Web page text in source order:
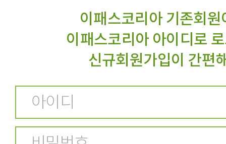
이패스코리아 기존회
이패스코리아 아이디로
신규회원가입이 간편